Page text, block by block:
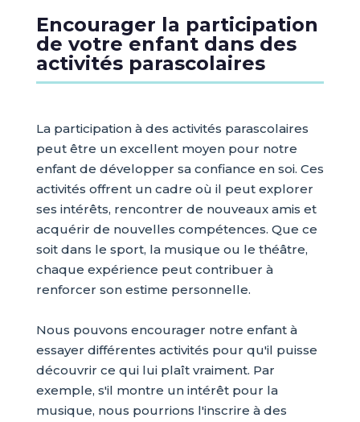
Encourager la participation
de votre enfant dans des
activités parascolaires
La participation à des activités parascolaires
peut être un excellent moyen pour notre
enfant de développer sa confiance en soi. Ces
activités offrent un cadre où il peut explorer
ses intérêts, rencontrer de nouveaux amis et
acquérir de nouvelles compétences. Que ce
soit dans le sport, la musique ou le théâtre,
chaque expérience peut contribuer à
renforcer son estime personnelle.
Nous pouvons encourager notre enfant à
essayer différentes activités pour qu'il puisse
découvrir ce qui lui plaît vraiment. Par
exemple, s'il montre un intérêt pour la
musique, nous pourrions l'inscrire à des